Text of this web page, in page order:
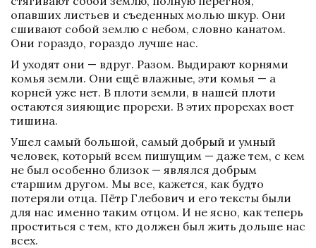
опавших листьев и съеденных молью шкур. Они
сшивают собой землю с небом, словно канатом.
Они гораздо, гораздо лучше нас.
И уходят они — вдруг. Разом. Выдирают корнями
комья земли. Они ещё влажные, эти комья — а
корней уже нет. В плоти земли, в нашей плоти
остаются зияющие прорехи. В этих прорехах воет
тишина.
Ушел самый большой, самый добрый и умный
человек, который всем пишущим — даже тем, с кем
не был особенно близок — являлся добрым
старшим другом. Мы все, кажется, как будто
потеряли отца. Пётр Глебович и его тексты были
для нас именно таким отцом. И не ясно, как теперь
проститься с тем, кто должен был жить дольше нас
всех.